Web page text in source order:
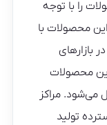
را با توجه
محصولات با
بازارهای
محصولات
می‌شود. مراکز
تولید